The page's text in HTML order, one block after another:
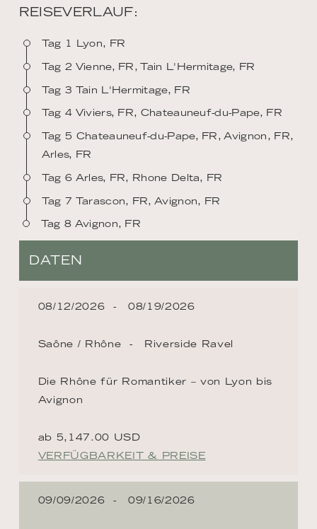
REISEVERLAUF:
Tag 1 Lyon, FR
Tag 2 Vienne, FR, Tain L'Hermitage, FR
Tag 3 Tain L'Hermitage, FR
Tag 4 Viviers, FR, Chateauneuf-du-Pape, FR
Tag 5 Chateauneuf-du-Pape, FR, Avignon, FR,
Arles, FR
Tag 6 Arles, FR, Rhone Delta, FR
Tag 7 Tarascon, FR, Avignon, FR
Tag 8 Avignon, FR
DATEN
08/12/2026 08/19/2026
Saône / Rhône Riverside Ravel
Die Rhône für Romantiker – von Lyon bis
Avignon
ab 5,147.00 USD
VERFÜGBARKEIT & PREISE
09/09/2026 09/16/2026